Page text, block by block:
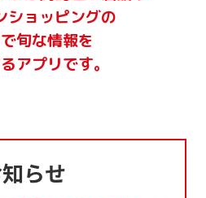
ショッピングの
旬な情報を
アプリです。
らせ